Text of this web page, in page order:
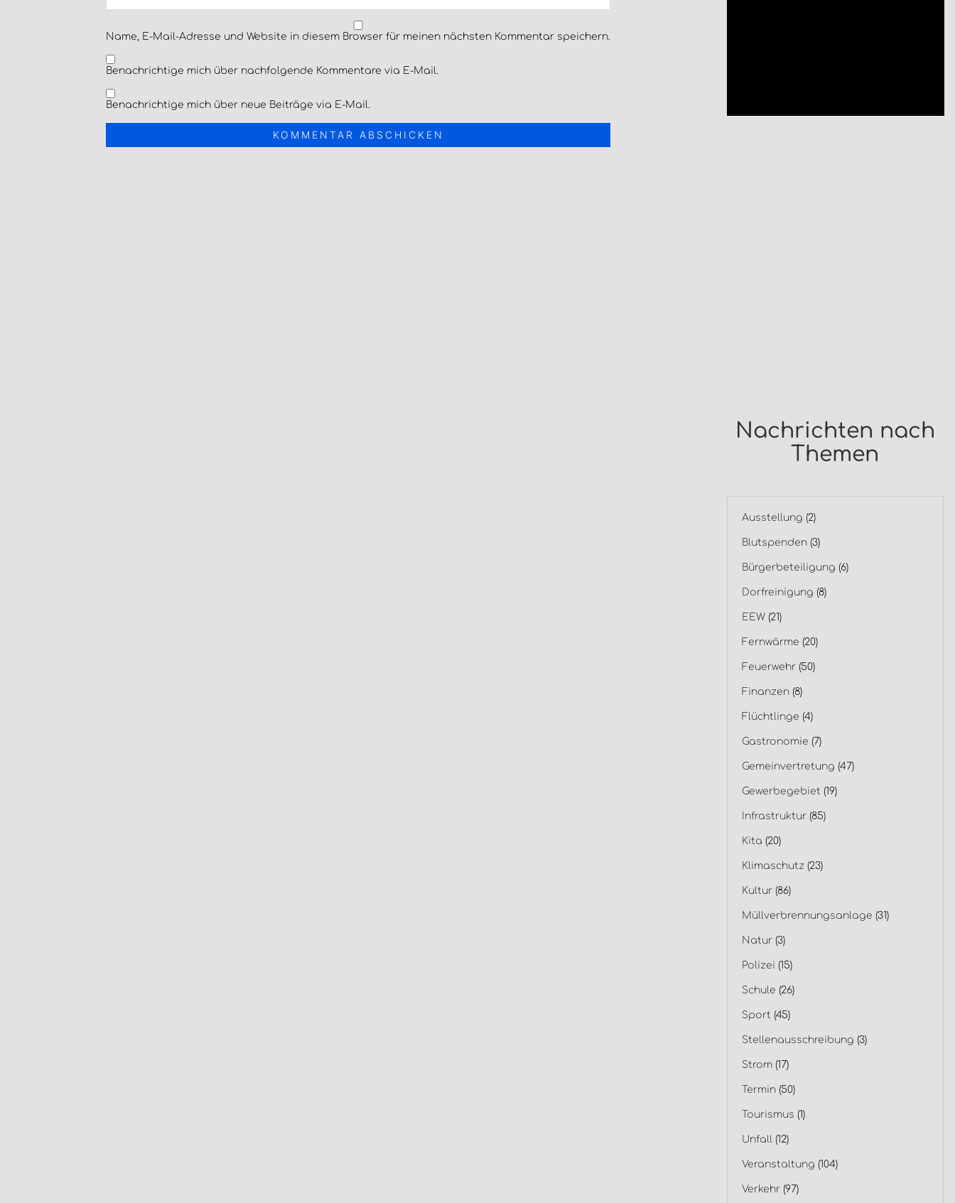
Name, E-Mail-Adresse und Website in diesem Browser für meinen nächsten Kommentar speichern.
Benachrichtige mich über nachfolgende Kommentare via E-Mail.
Benachrichtige mich über neue Beiträge via E-Mail.
Nachrichten nach
Themen
Ausstellung (2)
Blutspenden(3)
Bürgerbeteiligung (6)
Dorfreinigung (8)
EEW(21)
Fernwärme (20)
Feuerwehr(50)
Finanzen(8)
Flüchtlinge (4)
Gastronomie (7)
Gemeinvertretung (47)
Gewerbegebiet (19)
Infrastruktur(85)
Kita (20)
Klimaschutz (23)
Kultur(86)
Müllverbrennungsanlage (31)
Natur(3)
Polizei (15)
Schule (26)
Sport (45)
Stellenausschreibung (3)
Strom(17)
Termin(50)
Tourismus (1)
Unfall (12)
Veranstaltung (104)
Verkehr(97)